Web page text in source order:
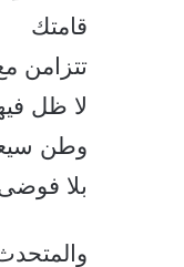
قامتك
تتزامن
لا ظل
وطن
بلا